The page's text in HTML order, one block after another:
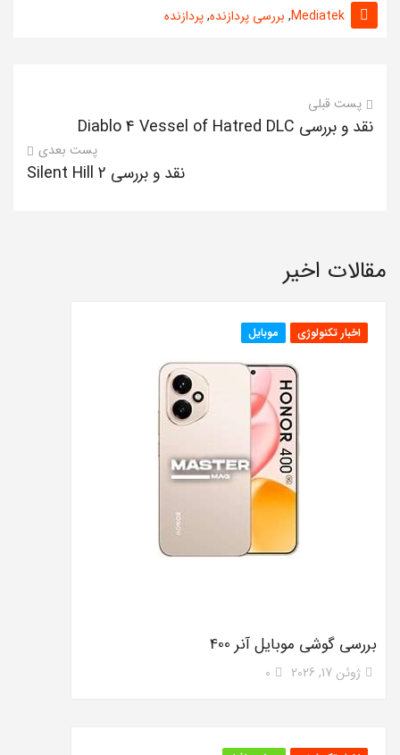
Mediatek
, بررسی پردازنده,پردازنده
پست قبلی
نقد و بررسی Diablo 4 Vessel of Hatred DLC
پست بعدی
نقد و بررسی Silent Hill 2
مقالات اخیر
اخبار تکنولوژی موبایل
بررسی گوشی موبایل آنر 400
ژوئن 17, 2026 0